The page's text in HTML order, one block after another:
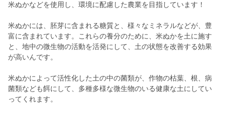
米ぬかなどを使用し、環境に配慮した農業を目指しています！
米ぬかには、胚芽に含まれる糖質と、様々なミネラルなどが、豊
富に含まれています。これらの養分のために、米ぬかを土に施す
と、地中の微生物の活動を活発にして、土の状態を改善する効果
が高いんです。
米ぬかによって活性化した土の中の菌類が、作物の枯葉、根、病
菌類なども餌にして、多種多様な微生物のいる健康な土にしてい
ってくれます。